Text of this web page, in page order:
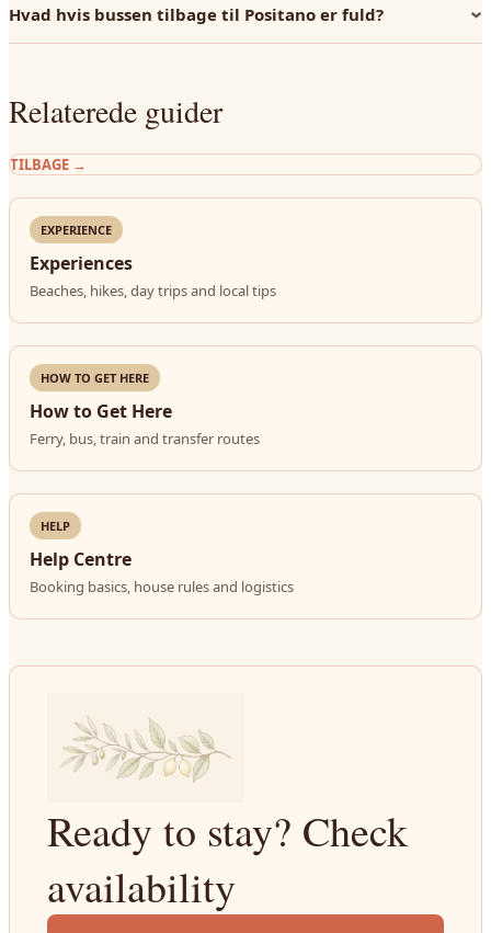
Hvad hvis bussen tilbage til Positano er fuld?
Relaterede guider
TILBAGE →
EXPERIENCE
Experiences
Beaches, hikes, day trips and local tips
HOW TO GET HERE
How to Get Here
Ferry, bus, train and transfer routes
HELP
Help Centre
Booking basics, house rules and logistics
Ready to stay? Check
availability